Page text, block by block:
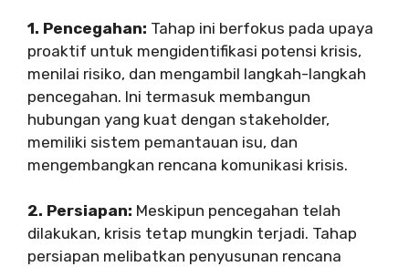
1. Pencegahan: Tahap ini berfokus pada upaya
proaktif untuk mengidentifikasi potensi krisis,
menilai risiko, dan mengambil langkah-langkah
pencegahan. Ini termasuk membangun
hubungan yang kuat dengan stakeholder,
memiliki sistem pemantauan isu, dan
mengembangkan rencana komunikasi krisis.
2. Persiapan: Meskipun pencegahan telah
dilakukan, krisis tetap mungkin terjadi. Tahap
persiapan melibatkan penyusunan rencana